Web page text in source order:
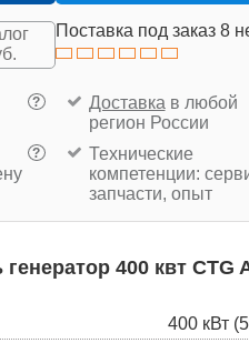
Поставка под заказ 8
? Доставка в любой
регион России
?
Технические
компетенции:
запчасти, опыт
400 квт CTG
400 кВт